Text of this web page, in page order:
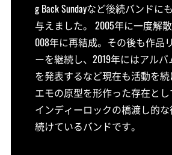
g Back Sundayなど後続バンドに
与えました。 2005年に一度解
008年に再結成。その後も作品
ーを継続し、2019年にはアルバ
を発表するなど現在も活動を続
エモの原型を形作った存在と
インディーロックの橋渡し的
続けているバンドです。